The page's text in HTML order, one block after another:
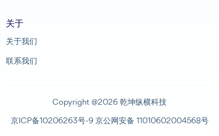
关于
关于我们
联系我们
Copyright @2026 乾坤纵横科技
京ICP备10206263号-9京公网安备 11010602004568号